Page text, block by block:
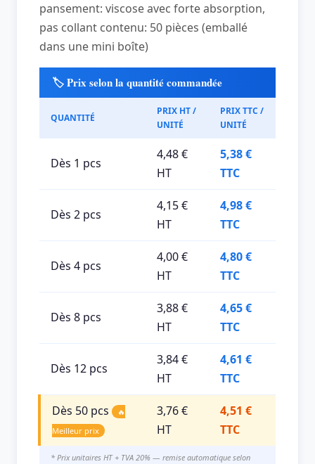
pansement: viscose avec forte absorption,
pas collant contenu: 50 pièces (emballé
dans une mini boîte)
🏷️ Prix selon la quantité commandée
QUANTITÉ
PRIX HT /
UNITÉ
PRIX TTC /
UNITÉ
Dès 1 pcs
4,48 €
HT
5,38 €
TTC
Dès 2 pcs
4,15 €
HT
4,98 €
TTC
Dès 4 pcs
4,00 €
HT
4,80 €
TTC
Dès 8 pcs
3,88 €
HT
4,65 €
TTC
Dès 12 pcs
3,84 €
HT
4,61 €
TTC
Dès 50 pcs
🔥
Meilleur prix
3,76 €
HT
4,51 €
TTC
* Prix unitaires HT + TVA 20% — remise automatique selon